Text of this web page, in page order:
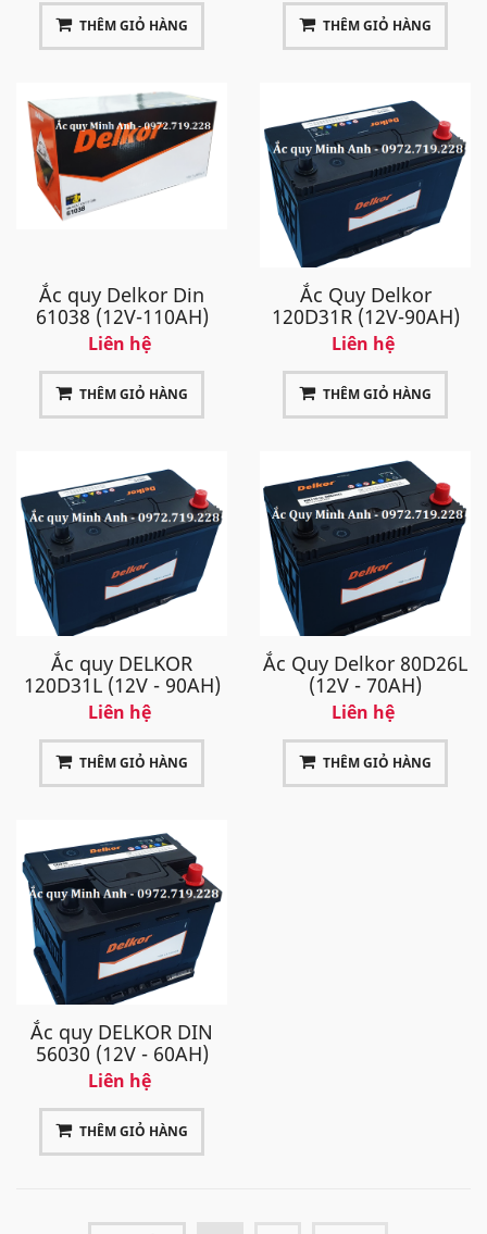
THÊM GIỎ HÀNG THÊM GIỎ HÀNG
Ắc quy Delkor Din
61038 (12V-110AH)
Liên hệ
THÊM GIỎ HÀNG
Ắc Quy Delkor
120D31R (12V-90AH)
Liên hệ
THÊM GIỎ HÀNG
Ắc quy DELKOR
120D31L (12V - 90AH)
Liên hệ
THÊM GIỎ HÀNG
Ắc Quy Delkor 80D26L
(12V - 70AH)
Liên hệ
THÊM GIỎ HÀNG
Ắc quy DELKOR DIN
56030 (12V - 60AH)
Liên hệ
THÊM GIỎ HÀNG